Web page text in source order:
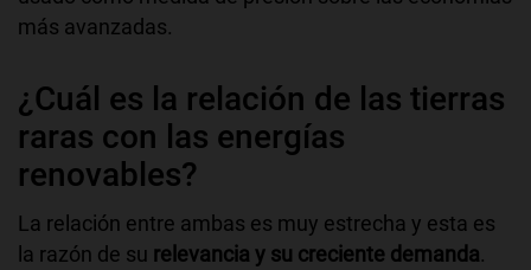
más avanzadas.
¿Cuál es la relación de las tierras
raras con las energías
renovables?
La relación entre ambas es muy estrecha y esta es
la razón de su relevancia y su creciente demanda.